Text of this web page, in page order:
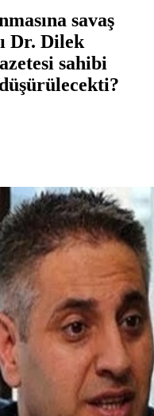
savaş
Dr. Dilek
sahibi